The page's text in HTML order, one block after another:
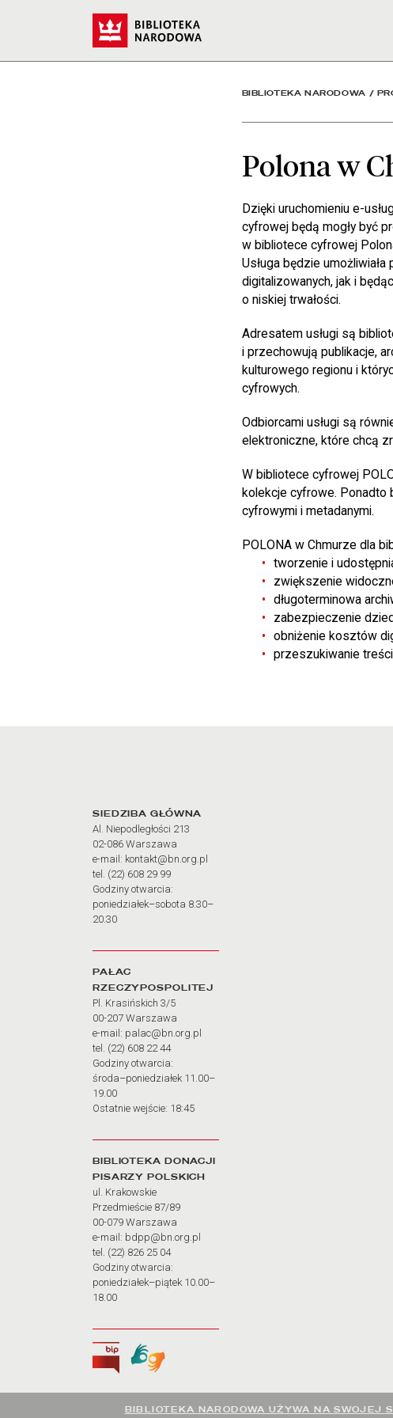
Polona w Chmurze dla
BIBLIOTEKA NARODOWA UŻYWA NA SWOJEJ
BIBLIOTEKA NARODOWA /
Polona w
Dzięki uruchomieniu e-
cyfrowej będą mogły być
w bibliotece cyfrowej
Usługa będzie
digitalizowanych, jak i
o niskiej trwałości.
Adresatem usługi są
i przechowują publikacje,
kulturowego regionu i
cyfrowych.
Odbiorcami usługi są
elektroniczne, które chcą
W bibliotece cyfrowej
kolekcje cyfrowe. Ponadto
cyfrowymi i metadanymi.
POLONA w Chmurze dla
tworzenie i
zwiększenie
długoterminowa
zabezpieczenie
obniżenie kosztów
przeszukiwanie
Adres oraz godziny
SIEDZIBA GŁÓWNA
Al. Niepodległości 213
02-086 Warszawa
e-mail: kontakt@bn.org.pl
tel. (22) 608 29 99
Godziny otwarcia:
poniedziałek–sobota 8.30–
20.30
PAŁAC
RZECZYPOSPOLITEJ
Pl. Krasińskich 3/5
00-207 Warszawa
e-mail: palac@bn.org.pl
tel. (22) 608 22 44
Godziny otwarcia:
środa–poniedziałek 11.00–
19.00
Ostatnie wejście: 18:45
BIBLIOTEKA DONACJI
PISARZY POLSKICH
ul. Krakowskie
Przedmieście 87/89
00-079 Warszawa
e-mail: bdpp@bn.org.pl
tel. (22) 826 25 04
Godziny otwarcia:
poniedziałek–piątek 10.00–
18.00
Biuletyn Informacji Publicznej
Tłumacz języka migowego